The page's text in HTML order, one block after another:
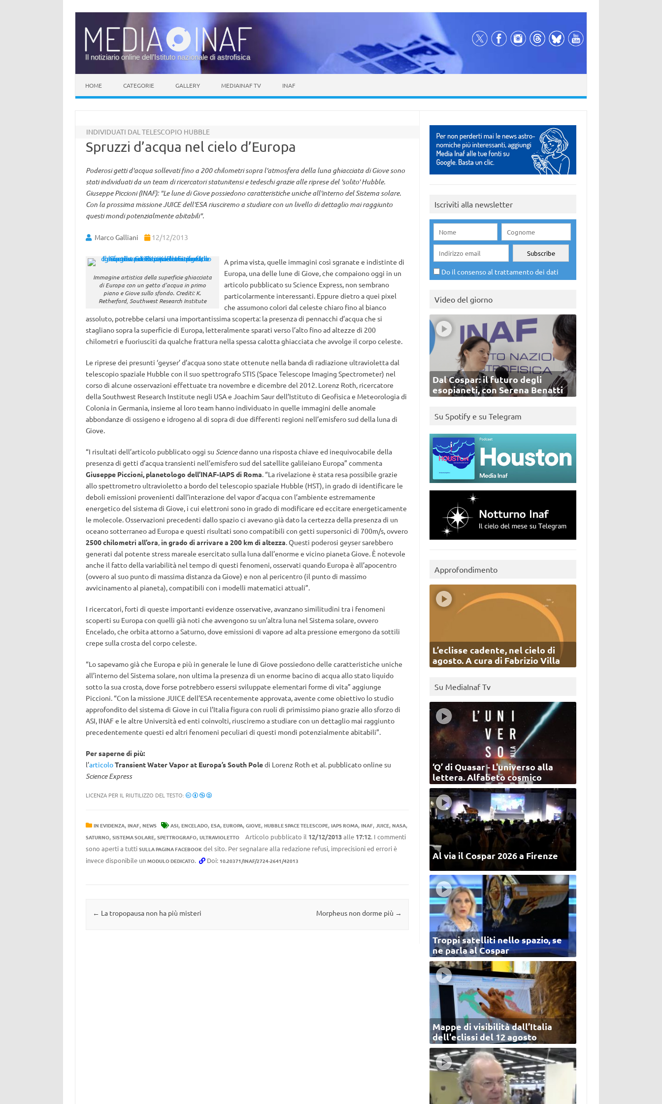
Il notiziario online dell’Istituto nazionale di astrofisica
HOME CATEGORIE GALLERY MEDIAINAF TV INAF
INDIVIDUATI DAL TELESCOPIO HUBBLE
Spruzzi d’acqua nel cielo d’Europa
Poderosi getti d'acqua sollevati fino a 200 chilometri sopra l'atmosfera della luna ghiacciata di Giove sono
stati individuati da un team di ricercatori statunitensi e tedeschi grazie alle riprese del 'solito' Hubble.
Giuseppe Piccioni (INAF): "Le lune di Giove possiedono caratteristiche uniche all'interno del Sistema solare.
Con la prossima missione JUICE dell'ESA riusciremo a studiare con un livello di dettaglio mai raggiunto
questi mondi potenzialmente abitabili".
Marco Galliani 12/12/2013
Immagine artistica della superficie ghiacciata
di Europa con un getto d’acqua in primo
piano e Giove sullo sfondo. Crediti: K.
Retherford, Southwest Research Institute
A prima vista, quelle immagini così sgranate e indistinte di
Europa, una delle lune di Giove, che compaiono oggi in un
articolo pubblicato su Science Express, non sembrano
particolarmente interessanti. Eppure dietro a quei pixel
che assumono colori dal celeste chiaro fino al bianco
assoluto, potrebbe celarsi una importantissima scoperta: la presenza di pennacchi d’acqua che si
stagliano sopra la superficie di Europa, letteralmente sparati verso l’alto fino ad altezze di 200
chilometri e fuoriusciti da qualche frattura nella spessa calotta ghiacciata che avvolge il corpo celeste.
Le riprese dei presunti ‘geyser’ d’acqua sono state ottenute nella banda di radiazione ultravioletta dal
telescopio spaziale Hubble con il suo spettrografo STIS (Space Telescope Imaging Spectrometer) nel
corso di alcune osservazioni effettuate tra novembre e dicembre del 2012. Lorenz Roth, ricercatore
della Southwest Research Institute negli USA e Joachim Saur dell’Istituto di Geofisica e Meteorologia di
Colonia in Germania, insieme al loro team hanno individuato in quelle immagini delle anomale
abbondanze di ossigeno e idrogeno al di sopra di due differenti regioni nell’emisfero sud della luna di
Giove.
“I risultati dell’articolo pubblicato oggi su Sciencedanno una risposta chiave ed inequivocabile della
presenza di getti d’acqua transienti nell’emisfero sud del satellite galileiano Europa” commenta
Giuseppe Piccioni, planetologo dell’INAF-IAPS di Roma. “La rivelazione è stata resa possibile grazie
allo spettrometro ultravioletto a bordo del telescopio spaziale Hubble (HST), in grado di identificare le
deboli emissioni provenienti dall’interazione del vapor d’acqua con l’ambiente estremamente
energetico del sistema di Giove, i cui elettroni sono in grado di modificare ed eccitare energeticamente
le molecole. Osservazioni precedenti dallo spazio ci avevano già dato la certezza della presenza di un
oceano sotterraneo ad Europa e questi risultati sono compatibili con getti supersonici di 700m/s, ovvero
2500 chilometri all’ora,in grado di arrivare a 200 km di altezza. Questi poderosi geyser sarebbero
generati dal potente stress mareale esercitato sulla luna dall’enorme e vicino pianeta Giove. È notevole
anche il fatto della variabilità nel tempo di questi fenomeni, osservati quando Europa è all’apocentro
(ovvero al suo punto di massima distanza da Giove) e non al pericentro (il punto di massimo
avvicinamento al pianeta), compatibili con i modelli matematici attuali”.
I ricercatori, forti di queste importanti evidenze osservative, avanzano similitudini tra i fenomeni
scoperti su Europa con quelli già noti che avvengono su un’altra luna nel Sistema solare, ovvero
Encelado, che orbita attorno a Saturno, dove emissioni di vapore ad alta pressione emergono da sottili
crepe sulla crosta del corpo celeste.
“Lo sapevamo già che Europa e più in generale le lune di Giove possiedono delle caratteristiche uniche
all’interno del Sistema solare, non ultima la presenza di un enorme bacino di acqua allo stato liquido
sotto la sua crosta, dove forse potrebbero essersi sviluppate elementari forme di vita” aggiunge
Piccioni. “Con la missione JUICE dell’ESA recentemente approvata, avente come obiettivo lo studio
approfondito del sistema di Giove in cui l’Italia figura con ruoli di primissimo piano grazie allo sforzo di
ASI, INAF e le altre Università ed enti coinvolti, riusciremo a studiare con un dettaglio mai raggiunto
precedentemente questi ed altri fenomeni peculiari di questi mondi potenzialmente abitabili”.
Per saperne di più:
l’articoloTransient Water Vapor at Europa’s South Poledi Lorenz Roth et al. pubblicato online su
Science Express
LICENZA PER IL RIUTILIZZO DEL TESTO:
IN EVIDENZA, INAF, NEWS ASI, ENCELADO, ESA, EUROPA, GIOVE, HUBBLE SPACE TELESCOPE, IAPS ROMA, INAF, JUICE, NASA,
SATURNO, SISTEMA SOLARE, SPETTROGRAFO, ULTRAVIOLETTO Articolo pubblicato il 12/12/2013alle 17:12. I commenti
sono aperti a tutti SULLA PAGINA FACEBOOKdel sito. Per segnalare alla redazione refusi, imprecisioni ed errori è
invece disponibile un MODULO DEDICATO. Doi: 10.20371/INAF/2724-2641/42013
Navigazione articolo
← La tropopausa non ha più misteri Morpheus non dorme più →
Iscriviti alla newsletter
Do il consenso al trattamento dei dati
Video del giorno
Dal Cospar: il futuro degli
esopianeti, con Serena Benatti
Su Spotify e su Telegram
Approfondimento
L’eclisse cadente, nel cielo di
agosto. A cura di Fabrizio Villa
Su MediaInaf Tv
‘Q’ di Quasar - L'universo alla
lettera. Alfabeto cosmico
Al via il Cospar 2026 a Firenze
Troppi satelliti nello spazio, se
ne parla al Cospar
Mappe di visibilità dall’Italia
dell'eclissi del 12 agosto